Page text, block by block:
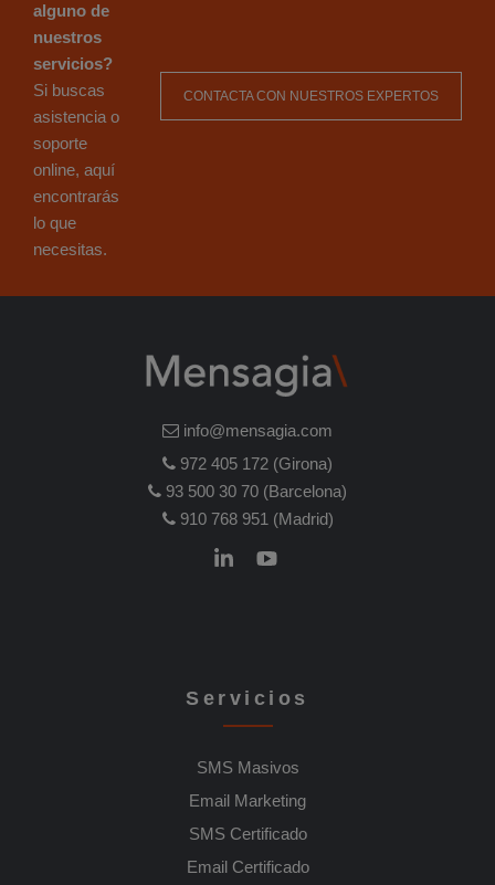
alguno de
nuestros
servicios?
Si buscas
asistencia o
soporte
online, aquí
encontrarás
lo que
necesitas.
CONTACTA CON NUESTROS EXPERTOS
info@mensagia.com
972 405 172 (Girona)
93 500 30 70 (Barcelona)
910 768 951 (Madrid)
Servicios
SMS Masivos
Email Marketing
SMS Certificado
Email Certificado